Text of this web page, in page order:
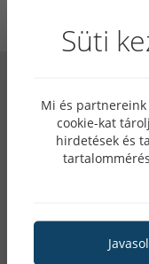
Süti
Mi és
cookie-kat
hirdetések és